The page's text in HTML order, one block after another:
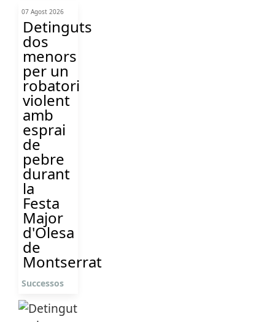
07 Agost 2026
Detinguts
dos
menors
per un
robatori
violent
amb
esprai
de
pebre
durant
la
Festa
Major
d'Olesa
de
Montserrat
Successos